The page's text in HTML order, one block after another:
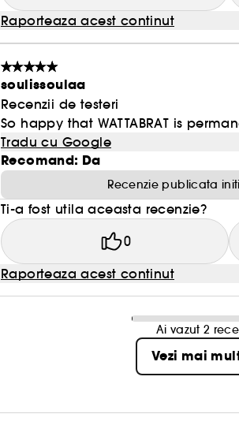
Raporteaza acest continut
soulissoulaa
Recenzii de testeri
So happy that WATTABRAT is
Tradu cu Google
Recomand: Da
Recenzie publicata
Ti-a fost utila aceasta recenzie?
0
Raporteaza acest continut
Ai vazut 2
Vezi mai